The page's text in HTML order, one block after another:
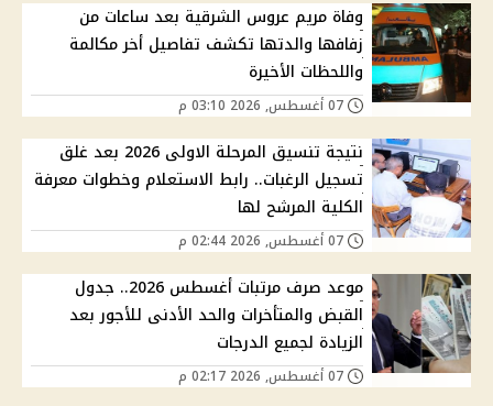
وفاة مريم عروس الشرقية بعد ساعات من
زفافها والدتها تكشف تفاصيل أخر مكالمة
واللحظات الأخيرة
نتيجة تنسيق المرحلة الاولى 2026 بعد غلق
تسجيل الرغبات.. رابط الاستعلام وخطوات معرفة
الكلية المرشح لها
موعد صرف مرتبات أغسطس 2026.. جدول
القبض والمتأخرات والحد الأدنى للأجور بعد
الزيادة لجميع الدرجات